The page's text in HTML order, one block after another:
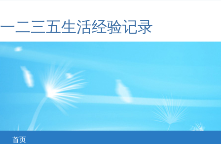
一二三五生活经验记录
首页